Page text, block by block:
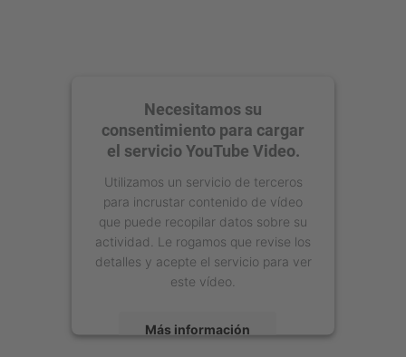
Necesitamos su
consentimiento para cargar
el servicio YouTube Video.
Utilizamos un servicio de terceros
para incrustar contenido de vídeo
que puede recopilar datos sobre su
actividad. Le rogamos que revise los
detalles y acepte el servicio para ver
este vídeo.
Más información